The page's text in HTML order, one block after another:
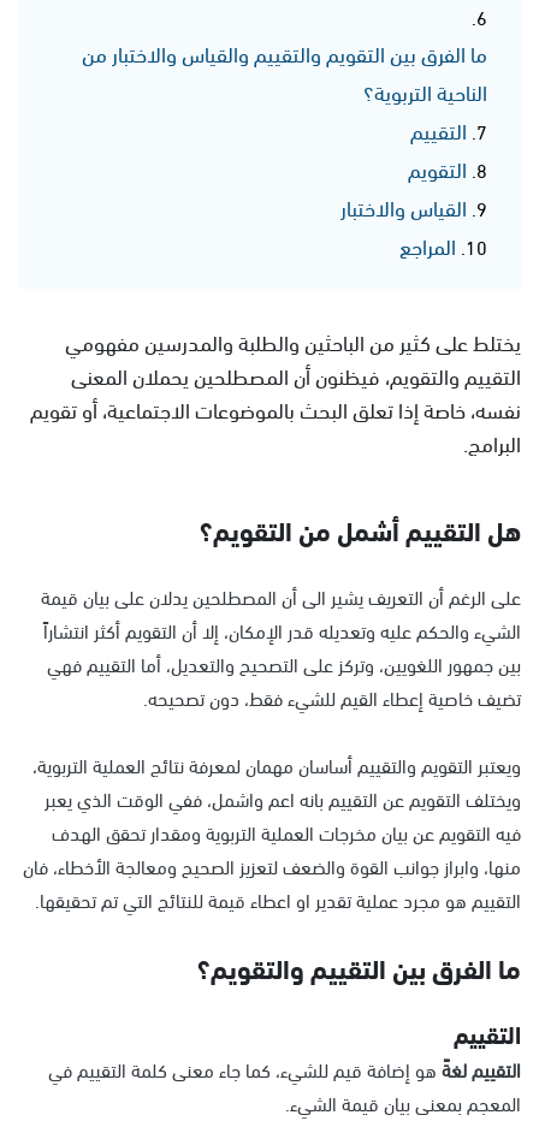
ما الفرق بين التقويم والتقييم والقياس والاختبار من
الناحية التربوية؟
التقييم
التقويم
القياس والاختبار
المراجع
يختلط على كثير من الباحثين والطلبة والمدرسين مفهومي
التقييم والتقويم، فيظنون أن المصطلحين يحملان المعنى
نفسه، خاصة إذا تعلق البحث بالموضوعات الاجتماعية، أو تقويم
البرامج.
هل التقييم أشمل من التقويم؟
على الرغم أن التعريف يشير الى أن المصطلحين يدلان على بيان قيمة
الشيء والحكم عليه وتعديله قدر الإمكان، إلا أن التقويم أكثر انتشاراً
بين جمهور اللغويين، وتركز على التصحيح والتعديل، أما التقييم فهي
تضيف خاصية إعطاء القيم للشيء فقط، دون تصحيحه.
ويعتبر التقويم والتقييم أساسان مهمان لمعرفة نتائج العملية التربوية،
ويختلف التقويم عن التقييم بانه اعم واشمل، ففي الوقت الذي يعبر
فيه التقويم عن بيان مخرجات العملية التربوية ومقدار تحقق الهدف
منها، وابراز جوانب القوة والضعف لتعزيز الصحيح ومعالجة الأخطاء، فان
التقييم هو مجرد عملية تقدير او اعطاء قيمة للنتائج التي تم تحقيقها.
ما الفرق بين التقييم والتقويم؟
التقييم
التقييم لغةًهو إضافة قيم للشيء، كما جاء معنى كلمة التقييم في
المعجم بمعنى بيان قيمة الشيء.